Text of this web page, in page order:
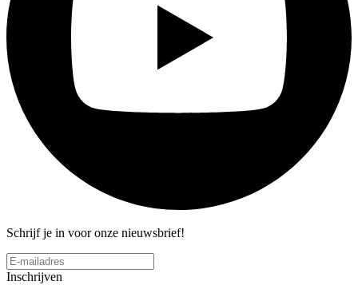
Schrijf je in voor onze nieuwsbrief!
Inschrijven